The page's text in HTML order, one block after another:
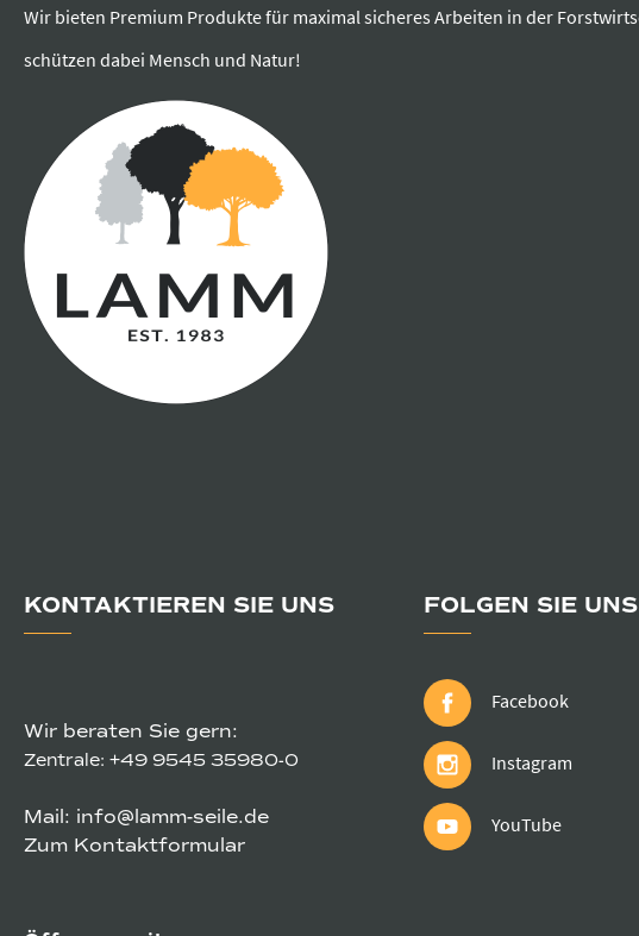
Wir bieten Premium Produkte für maximal sicheres Arbeiten in der
schützen dabei Mensch und Natur!
KONTAKTIEREN SIE UNS
Wir beraten Sie gern:
Zentrale: +49 9545 35980-0
Mail: info@lamm-seile.de
Zum Kontaktformular
FOLGEN SIE UNS
Facebook
Instagram
YouTube